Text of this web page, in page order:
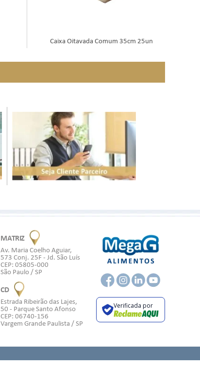
Caixa Oitavada Comum 35cm 25un
MATRIZ
Av. Maria Coelho Aguiar,
573 Conj. 25F - Jd. São Luís
CEP: 05805-000
São Paulo / SP
CD
Estrada Ribeirão das Lajes,
50 - Parque Santo Afonso
CEP: 06740-156
Vargem Grande Paulista / SP
Verificada por